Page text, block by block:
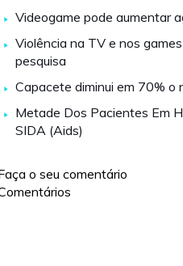
Videogame pode aumentar
Violência na TV e nos
pesquisa
Capacete diminui em 70% o
Metade Dos Pacientes Em
SIDA (Aids)
o seu comentário